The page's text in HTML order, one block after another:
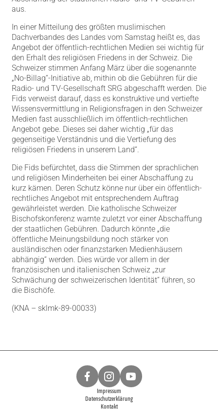
aus.
In einer Mitteilung des größten muslimischen
Dachverbandes des Landes vom Samstag heißt es, das
Angebot der öffentlich-rechtlichen Medien sei wichtig für
den Erhalt des religiösen Friedens in der Schweiz. Die
Schweizer stimmen Anfang März über die sogenannte
„No-Billag“-Initiative ab, mithin ob die Gebühren für die
Radio- und TV-Gesellschaft SRG abgeschafft werden. Die
Fids verweist darauf, dass es konstruktive und vertiefte
Wissensvermittlung in Religionsfragen in den Schweizer
Medien fast ausschließlich im öffentlich-rechtlichen
Angebot gebe. Dieses sei daher wichtig „für das
gegenseitige Verständnis und die Vertiefung des
religiösen Friedens in unserem Land“.
Die Fids befürchtet, dass die Stimmen der sprachlichen
und religiösen Minderheiten bei einer Abschaffung zu
kurz kämen. Deren Schutz könne nur über ein öffentlich-
rechtliches Angebot mit entsprechendem Auftrag
gewährleistet werden. Die katholische Schweizer
Bischofskonferenz warnte zuletzt vor einer Abschaffung
der staatlichen Gebühren. Dadurch könnte „die
öffentliche Meinungsbildung noch stärker von
ausländischen oder finanzstarken Medienhäusern
abhängig“ werden. Dies würde vor allem in der
französischen und italienischen Schweiz „zur
Schwächung der schweizerischen Identität“ führen, so
die Bischöfe.
(KNA – sklmk-89-00033)
Impressum
Datenschutzerklärung
Kontakt